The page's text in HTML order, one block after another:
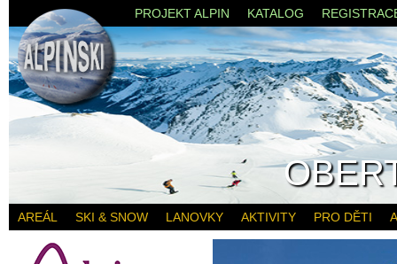
PROJEKT ALPIN KATALOG
AREÁL SKI & SNOW LANOVKY AKTIVITY PRO DĚTI